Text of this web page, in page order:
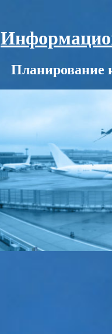
Планирование